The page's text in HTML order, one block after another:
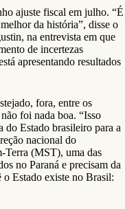
ajuste fiscal em julho. “É
da história”, disse o
na entrevista em que
de incertezas
apresentando resultados
fora, entre os
foi nada boa. “Isso
do Estado brasileiro para a
nacional do
Terra (MST), uma das
no Paraná e precisam da
o Estado existe no Brasil: